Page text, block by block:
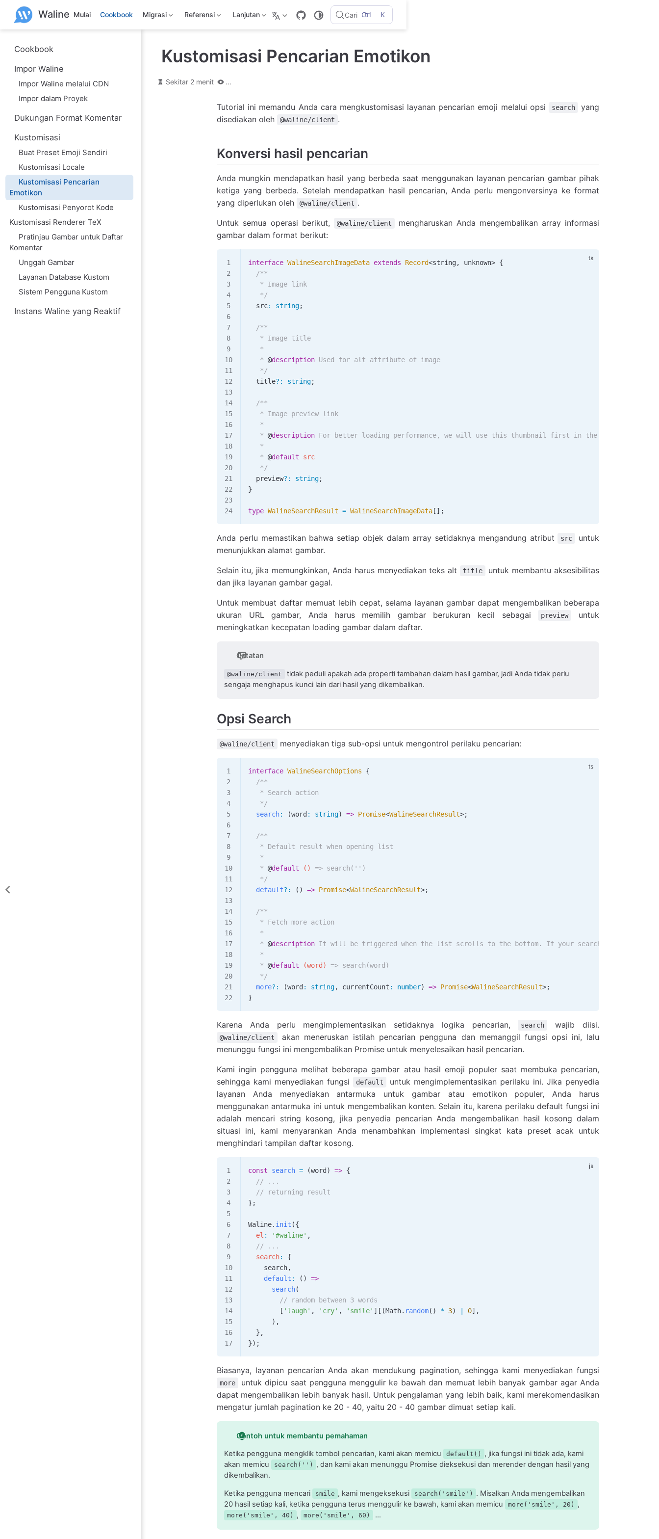
Waline Mulai Cookbook Migrasi Referensi Lanjutan Cari Ctrl K
Cookbook
Impor Waline
Impor Waline melalui CDN
Impor dalam Proyek
Dukungan Format Komentar
Kustomisasi
Buat Preset Emoji Sendiri
Kustomisasi Locale
Kustomisasi Pencarian
Emotikon
Kustomisasi Penyorot Kode
Kustomisasi Renderer TeX
Pratinjau Gambar untuk Daftar
Komentar
Unggah Gambar
Layanan Database Kustom
Sistem Pengguna Kustom
Instans Waline yang Reaktif
Kustomisasi Pencarian Emotikon
Sekitar 2 menit ...
Tutorial ini memandu Anda cara mengkustomisasi layanan pencarian emoji melalui opsi search
yang
disediakan oleh
@waline/client .
Konversi hasil pencarian
Anda mungkin mendapatkan hasil yang berbeda saat menggunakan layanan pencarian gambar pihak
ketiga yang berbeda. Setelah mendapatkan hasil pencarian, Anda perlu mengonversinya ke format
yang diperlukan oleh
@waline/client .
Untuk semua operasi berikut, @waline/client
mengharuskan Anda mengembalikan array informasi
gambar dalam format berikut:
interface WalineSearchImageData extends Record<string, unknown> {
  /**
   * Image link
   */
  src
: string;
  /**
   * Image title
   *
   *
@description Used for alt attribute of image
   */
  title
? : string;
  /**
   * Image preview link
   *
   *
@description For better loading performance, we will use this thumbnail first in the list
   *
   *
@default src
   */
  preview
? : string;
}
type WalineSearchResult = WalineSearchImageData [];
Anda perlu memastikan bahwa setiap objek dalam array setidaknya mengandung atribut src
untuk
menunjukkan alamat gambar.
Selain itu, jika memungkinkan, Anda harus menyediakan teks alt title
untuk membantu aksesibilitas
dan jika layanan gambar gagal.
Untuk membuat daftar memuat lebih cepat, selama layanan gambar dapat mengembalikan beberapa
ukuran URL gambar, Anda harus memilih gambar berukuran kecil sebagai
preview
untuk
meningkatkan kecepatan loading gambar dalam daftar.
Catatan
@waline/client
tidak peduli apakah ada properti tambahan dalam hasil gambar, jadi Anda tidak perlu
sengaja menghapus kunci lain dari hasil yang dikembalikan.
Opsi Search
@waline/client menyediakan tiga sub-opsi untuk mengontrol perilaku pencarian:
interface WalineSearchOptions {
  /**
   * Search action
   */
  search
: (word : string) => Promise<WalineSearchResult>;
  /**
   * Default result when opening list
   *
   *
@default ()
=> search('')
   */
  default
? : () => Promise<WalineSearchResult>;
  /**
   * Fetch more action
   *
   *
@description It will be triggered when the list scrolls to the bottom. If your search service
   *
   *
@default (word)
=> search(word)
   */
  more
? : (word : string, currentCount : number) => Promise<WalineSearchResult>;
}
Karena Anda perlu mengimplementasikan setidaknya logika pencarian, search wajib diisi.
@waline/client
akan meneruskan istilah pencarian pengguna dan memanggil fungsi opsi ini, lalu
menunggu fungsi ini mengembalikan Promise untuk menyelesaikan hasil pencarian.
Kami ingin pengguna melihat beberapa gambar atau hasil emoji populer saat membuka pencarian,
sehingga kami menyediakan fungsi
default
untuk mengimplementasikan perilaku ini. Jika penyedia
layanan Anda menyediakan antarmuka untuk gambar atau emotikon populer, Anda harus
menggunakan antarmuka ini untuk mengembalikan konten. Selain itu, karena perilaku default fungsi ini
adalah mencari string kosong, jika penyedia pencarian Anda mengembalikan hasil kosong dalam
situasi ini, kami menyarankan Anda menambahkan implementasi singkat kata preset acak untuk
menghindari tampilan daftar kosong.
const search = (word ) => {
  // ...
  // returning result
};
Waline. init ({
  el
: '#waline' ,
  // ...
  search
:
{
    search
,
    default
: () =>
      search
(
        // random between 3 words
        [
'laugh' , 'cry' , 'smile' ][(Math. random() * 3) 0],
      ),
  },
});
Biasanya, layanan pencarian Anda akan mendukung pagination, sehingga kami menyediakan fungsi
more
untuk dipicu saat pengguna menggulir ke bawah dan memuat lebih banyak gambar agar Anda
dapat mengembalikan lebih banyak hasil. Untuk pengalaman yang lebih baik, kami merekomendasikan
mengatur jumlah pagination ke 20 - 40, yaitu 20 - 40 gambar dimuat setiap kali.
Contoh untuk membantu pemahaman
Ketika pengguna mengklik tombol pencarian, kami akan memicu default()
, jika fungsi ini tidak ada, kami
akan memicu
search('')
, dan kami akan menunggu Promise dieksekusi dan merender dengan hasil yang
dikembalikan.
Ketika pengguna mencari smile , kami mengeksekusi search('smile')
. Misalkan Anda mengembalikan
20 hasil setiap kali, ketika pengguna terus menggulir ke bawah, kami akan memicu
more('smile', 20) ,
more('smile', 40) , more('smile', 60) ...